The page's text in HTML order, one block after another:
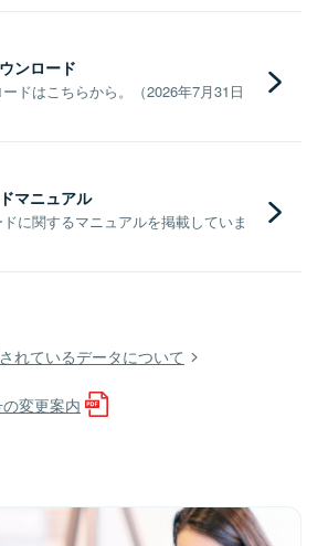
ンロード
ドはこちらから。（2026年7月31日
マニュアル
に関するマニュアルを掲載していま
れているデータについて
変更案内